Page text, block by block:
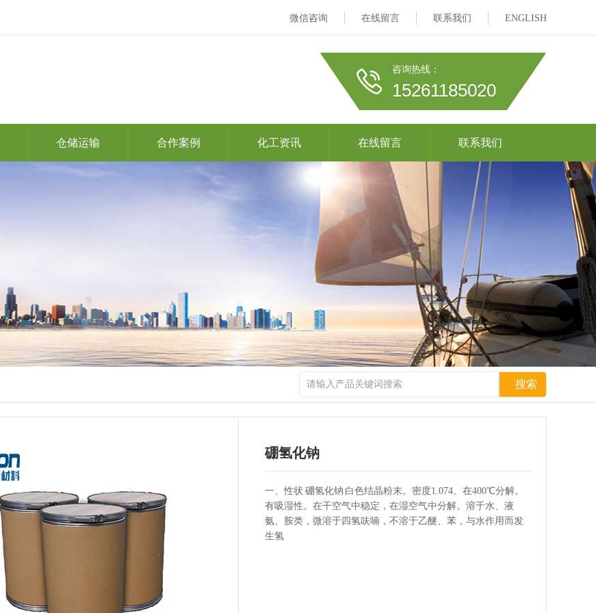
微信咨询 在线留言 联系我们 ENGLISH
咨询热线：
15261185020
仓储运输 合作案例 化工资讯 在线留言 联系我们
硼氢化钠
一、性状 硼氢化钠 白色结晶粉末。密度1.074。在400℃分解。
有吸湿性。在干空气中稳定，在湿空气中分解。溶于水、液
氨、胺类，微溶于四氢呋喃，不溶于乙醚、苯，与水作用而发
生氢